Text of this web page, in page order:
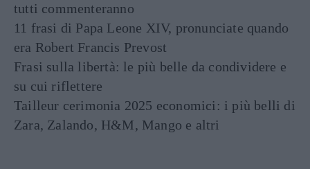
tutti commenteranno
11 frasi di Papa Leone XIV, pronunciate quando
era Robert Francis Prevost
Frasi sulla libertà: le più belle da condividere e
su cui riflettere
Tailleur cerimonia 2025 economici: i più belli di
Zara, Zalando, H&M, Mango e altri